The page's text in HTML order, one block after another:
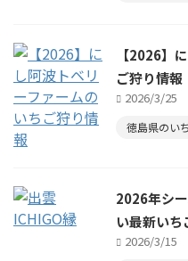
【2026】
ご狩り情報
2026/3/25
徳島県のい
2026年シ
い最新いち
2026/3/15